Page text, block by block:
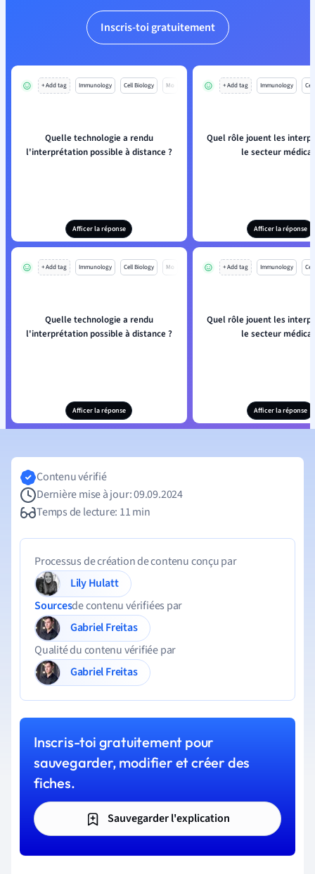
Inscris-toi gratuitement
+ Add tag Immunology Cell Biology Mo
Quelle technologie a rendu
l'interprétation possible à distance ?
Afficer la réponse
+ Add tag Immunology
Quel rôle jouent les
le secteur
Afficer la réponse
+ Add tag Immunology Cell Biology Mo
Quelle technologie a rendu
l'interprétation possible à distance ?
Afficer la réponse
+ Add tag Immunology
Quel rôle jouent les
le secteur
Afficer la réponse
Contenu vérifié
Dernière mise à jour: 09.09.2024
Temps de lecture: 11 min
Processus de création de contenu conçu par
Lily Hulatt
Sourcesde contenu vérifiées par
Gabriel Freitas
Qualité du contenu vérifiée par
Gabriel Freitas
Inscris-toi gratuitement pour
sauvegarder, modifier et créer des
fiches.
Sauvegarder l'explication